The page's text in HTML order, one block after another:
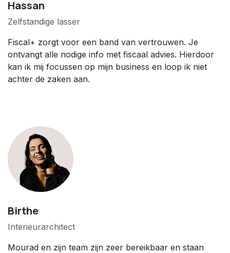
Hassan
Zelfstandige lasser
Fiscal+ zorgt voor een band van vertrouwen. Je
ontvangt alle nodige info met fiscaal advies. Hierdoor
kan ik mij focussen op mijn business en loop ik niet
achter de zaken aan.
Birthe
Interieurarchitect
Mourad en zijn team zijn zeer bereikbaar en staan